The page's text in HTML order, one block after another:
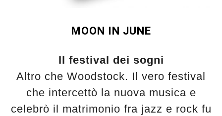
MOON IN JUNE
Il festival dei sogni
Altro che Woodstock. Il vero festival
che intercettò la nuova musica e
celebrò il matrimonio fra jazz e rock fu